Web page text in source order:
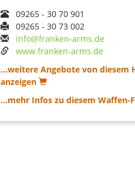
09265 - 30 70 901
09265 - 30 73 002
info@franken-arms.de
www.franken-arms.de
...weitere Angebote von diesem
anzeigen
...mehr Infos zu diesem Waffen-